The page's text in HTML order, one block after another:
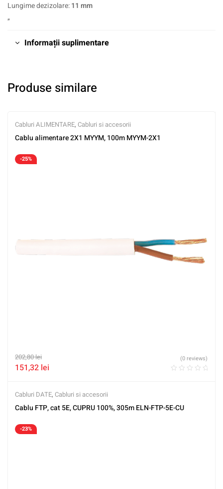
Lungime dezizolare:11 mm
„
Informații suplimentare
Produse similare
Cabluri ALIMENTARE, Cabluri si accesorii
Cablu alimentare 2X1 MYYM, 100m MYYM-2X1
-25%
202,80lei
151,32 lei
(0 reviews)
Cabluri DATE, Cabluri si accesorii
Cablu FTP, cat 5E, CUPRU 100%, 305m ELN-FTP-5E-CU
-23%